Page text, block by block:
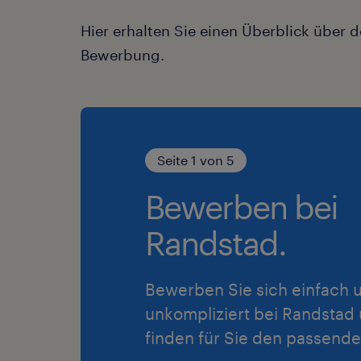
Hier erhalten Sie einen Überblick über
Bewerbung.
Seite 1 von 5
Bewerben bei
Randstad.
Bewerben Sie sich einfach
unkompliziert bei Randstad
finden für Sie den